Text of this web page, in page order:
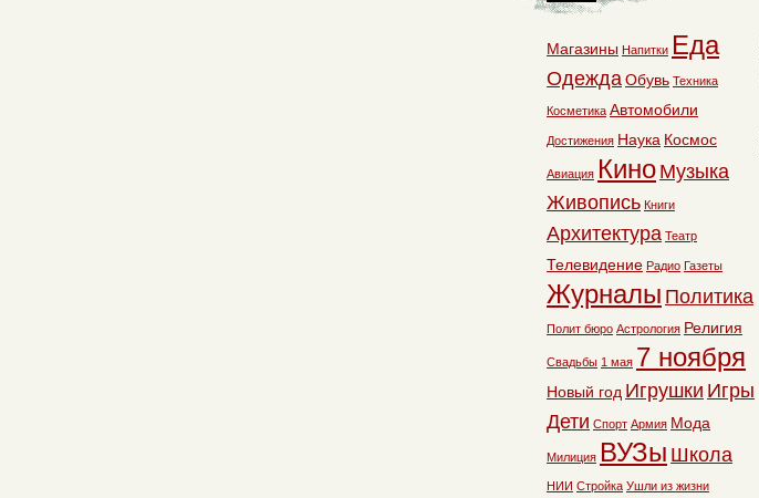
Магазины Напитки Еда
ОдеждаОбувь Техника
Косметика Автомобили
Достижения Наука Космос
Авиация Кино Музыка
Живопись Книги
Архитектура Театр
Телевидение Радио Газеты
Журналы Политика
Полит бюро Астрология Религия
Свадьбы 1 мая 7 ноября
Новый год Игрушки Игры
Дети Спорт Армия Мода
Милиция ВУЗы Школа
НИИ Стройка Ушли из жизни